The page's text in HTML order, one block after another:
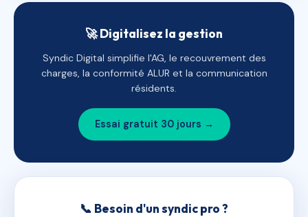
🚀 Digitalisez la gestion
Syndic Digital simplifie l'AG, le recouvrement des
charges, la conformité ALUR et la communication
résidents.
Essai gratuit 30 jours →
📞 Besoin d'un syndic pro ?